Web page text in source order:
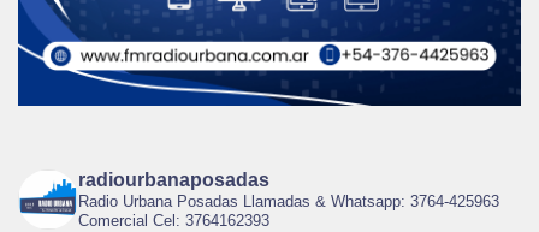
radiourbanaposadas
Radio Urbana Posadas Llamadas & Whatsapp: 3764-425963
Comercial Cel: 3764162393